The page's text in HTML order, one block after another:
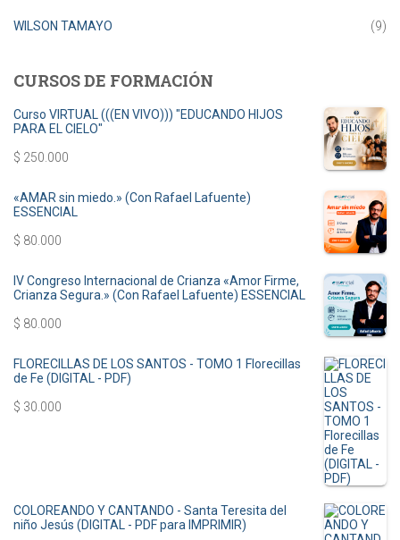
WILSON TAMAYO (9)
CURSOS DE FORMACIÓN
Curso VIRTUAL (((EN VIVO))) "EDUCANDO HIJOS
PARA EL CIELO"
$ 250.000
«AMAR sin miedo.» (Con Rafael Lafuente)
ESSENCIAL
$ 80.000
IV Congreso Internacional de Crianza «Amor Firme,
Crianza Segura.» (Con Rafael Lafuente) ESSENCIAL
$ 80.000
FLORECILLAS DE LOS SANTOS - TOMO 1 Florecillas
de Fe (DIGITAL - PDF)
$ 30.000
COLOREANDO Y CANTANDO - Santa Teresita del
niño Jesús (DIGITAL - PDF para IMPRIMIR)